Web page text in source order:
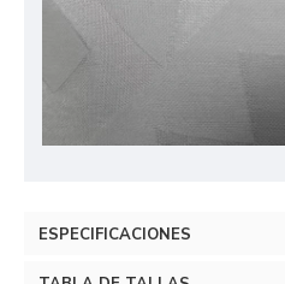
ESPECIFICACIONES